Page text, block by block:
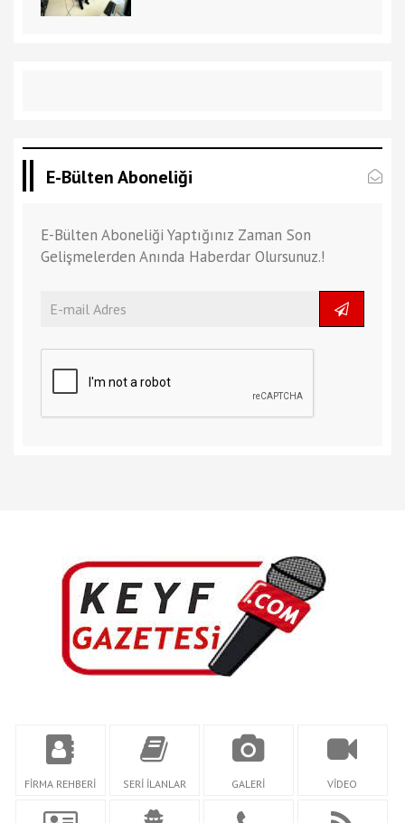
E-Bülten Aboneliği
E-Bülten Aboneliği Yaptığınız Zaman Son
Gelişmelerden Anında Haberdar Olursunuz.!
FİRMA REHBERİ SERİ İLANLAR GALERİ VİDEO